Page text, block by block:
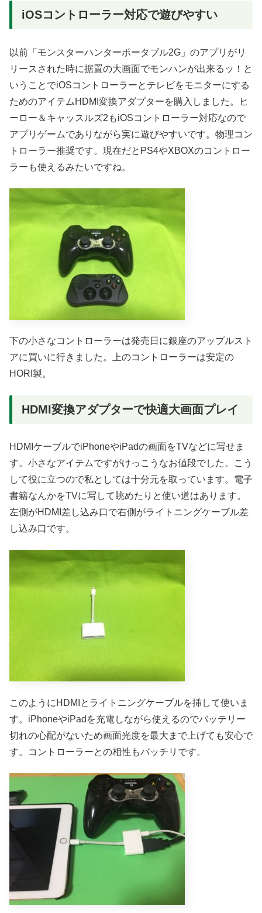
iOSコントローラー対応で遊びやすい
以前「モンスターハンターポータブル2G」のアプリがリ
リースされた時に据置の大画面でモンハンが出来るッ！と
いうことでiOSコントローラーとテレビをモニターにする
ためのアイテムHDMI変換アダプターを購入しました。ヒ
ーロー＆キャッスルズ2もiOSコントローラー対応なので
アプリゲームでありながら実に遊びやすいです。物理コン
トローラー推奨です。現在だとPS4やXBOXのコントロー
ラーも使えるみたいですね。
下の小さなコントローラーは発売日に銀座のアップルスト
アに買いに行きました。上のコントローラーは安定の
HORI製。
HDMI変換アダプターで快適大画面プレイ
HDMIケーブルでiPhoneやiPadの画面をTVなどに写せま
す。小さなアイテムですがけっこうなお値段でした。こう
して役に立つので私としては十分元を取っています。電子
書籍なんかをTVに写して眺めたりと使い道はあります。
左側がHDMI差し込み口で右側がライトニングケーブル差
し込み口です。
このようにHDMIとライトニングケーブルを挿して使いま
す。iPhoneやiPadを充電しながら使えるのでバッテリー
切れの心配がないため画面光度を最大まで上げても安心で
す。コントローラーとの相性もバッチリです。